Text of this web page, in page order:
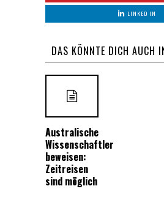
LINKED IN
DAS KÖNNTE DICH AUCH
Australische
Wissenschaftler
beweisen:
Zeitreisen
sind möglich